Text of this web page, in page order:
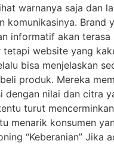
warnanya saja dan
informatif akan
website yang
bisa menjelaskan
produk. Mereka
nilai dan
turut
menarik konsumen
“Keberanian”